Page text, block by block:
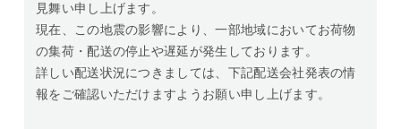
見舞い申し上げます。
現在、この地震の影響により、一部地域においてお荷物
の集荷・配送の停止や遅延が発生しております。
詳しい配送状況につきましては、下記配送会社発表の情
報をご確認いただけますようお願い申し上げます。